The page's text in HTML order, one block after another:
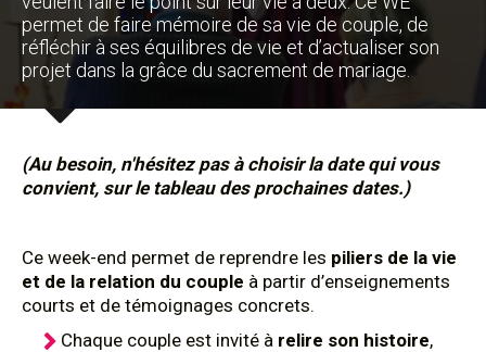
permet de faire mémoire de sa vie de couple, de
réfléchir à ses équilibres de vie et d’actualiser son
projet dans la grâce du sacrement de mariage.
(Au besoin, n'hésitez pas à choisir la date qui vous
convient, sur le tableau des prochaines dates.)
Ce week-end permet de reprendre les piliers de la vie
et de la relation du couple à partir d’enseignements
courts et de témoignages concrets.
Chaque couple est invité à relire son histoire,